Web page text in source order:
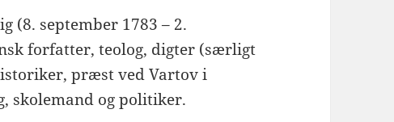
(8. september 1783 – 2.
forfatter, teolog, digter (særligt
præst ved Vartov i
skolemand og politiker.